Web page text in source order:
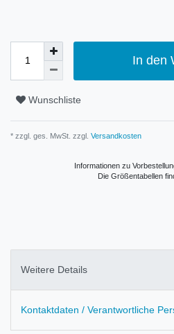
In den
Wunschliste
* zzgl. ges. MwSt. zzgl. Versandkosten
Informationen zu
Die Größentabellen
Weitere Details
Kontaktdaten / Verantwortliche